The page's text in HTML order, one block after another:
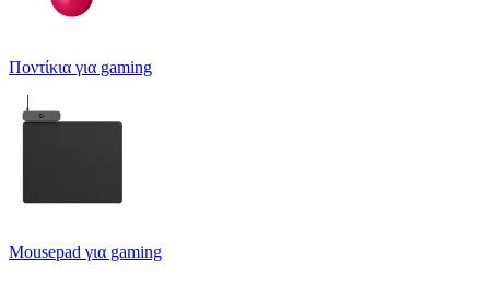
Ποντίκια για gaming
Mousepad για gaming